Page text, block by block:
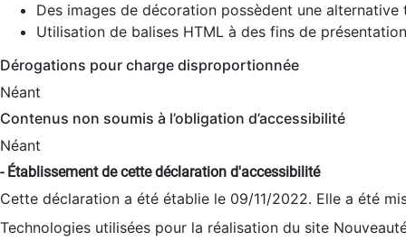
Des images de décoration possèdent une alternative
Utilisation de balises HTML à des fins de
Dérogations pour charge disproportionnée
Néant
Contenus non soumis à l’obligation d’accessibilité
Néant
- Établissement de cette déclaration d'accessibilité
Cette déclaration a été établie le 09/11/2022. Elle a été
Technologies utilisées pour la réalisation du site